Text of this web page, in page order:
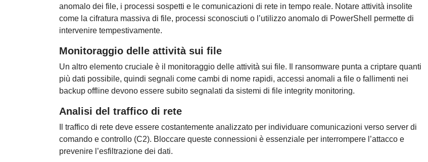
anomalo dei file, i processi sospetti e le comunicazioni di rete in tempo reale. Notare attività insolite
come la cifratura massiva di file, processi sconosciuti o l’utilizzo anomalo di PowerShell permette di
intervenire tempestivamente.
Monitoraggio delle attività sui file
Un altro elemento cruciale è il monitoraggio delle attività sui file. Il ransomware punta a criptare quanti
più dati possibile, quindi segnali come cambi di nome rapidi, accessi anomali a file o fallimenti nei
backup offline devono essere subito segnalati da sistemi di file integrity monitoring.
Analisi del traffico di rete
Il traffico di rete deve essere costantemente analizzato per individuare comunicazioni verso server di
comando e controllo (C2). Bloccare queste connessioni è essenziale per interrompere l’attacco e
prevenire l’esfiltrazione dei dati.